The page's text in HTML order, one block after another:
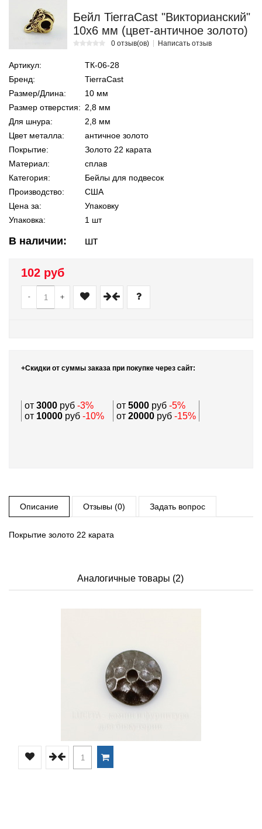
Бейл TierraCast "Викторианский"
10х6 мм (цвет-античное золото)
0 отзыв(ов) Написать отзыв
Артикул:
ТК-06-28
Бренд:
TierraCast
Размер/Длина:
10 мм
Размер отверстия: 2,8 мм
Для шнура:
2,8 мм
Цвет металла:
античное золото
Покрытие:
Золото 22 карата
Материал:
сплав
Категория:
Бейлы для подвесок
Производство:
США
Цена за:
Упаковку
Упаковка:
1 шт
В наличии: шт
102 руб
- +
+Скидки от суммы заказа при покупке через сайт:
от 3000 руб -3% от 5000 руб -5%
от 10000 руб -10% от 20000 руб -15%
Описание Отзывы (0) Задать вопрос
Покрытие золото 22 карата
Аналогичные товары (2)